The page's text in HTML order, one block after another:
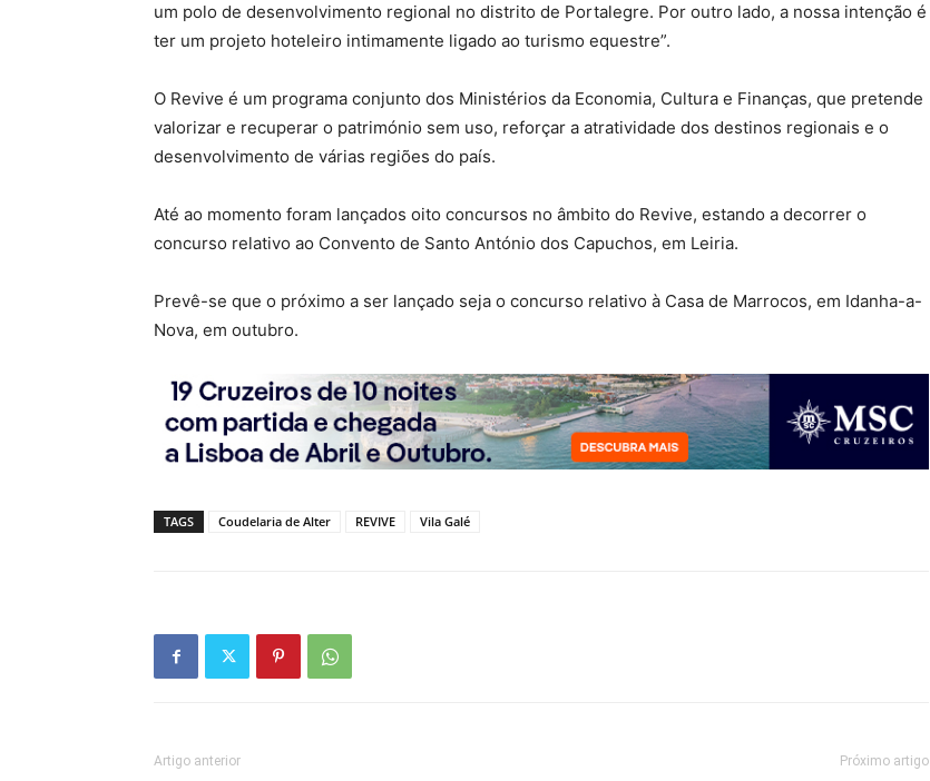
um polo de desenvolvimento regional no distrito de Portalegre. Por outro lado, a nossa intenção é
ter um projeto hoteleiro intimamente ligado ao turismo equestre”.
O Revive é um programa conjunto dos Ministérios da Economia, Cultura e Finanças, que pretende
valorizar e recuperar o património sem uso, reforçar a atratividade dos destinos regionais e o
desenvolvimento de várias regiões do país.
Até ao momento foram lançados oito concursos no âmbito do Revive, estando a decorrer o
concurso relativo ao Convento de Santo António dos Capuchos, em Leiria.
Prevê-se que o próximo a ser lançado seja o concurso relativo à Casa de Marrocos, em Idanha-a-
Nova, em outubro.
TAGS Coudelaria de Alter REVIVE Vila Galé
Artigo anterior Próximo artigo